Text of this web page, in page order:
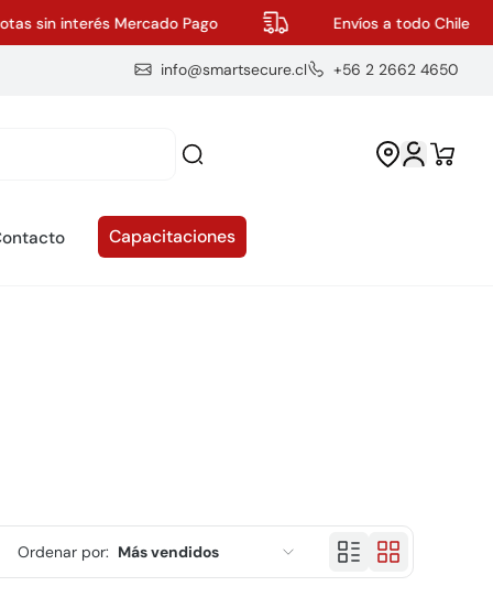
sin interés Mercado Pago Envíos a todo Chile
info@smartsecure.cl +56 2 2662 4650
Capacitaciones
Ordenar por: Más vendidos